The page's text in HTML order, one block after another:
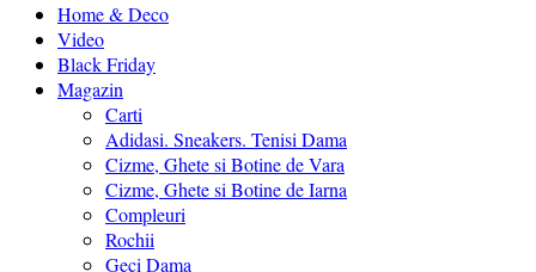
Home & Deco
Video
Black Friday
Magazin
Carti
Adidasi. Sneakers. Tenisi Dama
Cizme, Ghete si Botine de Vara
Cizme, Ghete si Botine de Iarna
Compleuri
Rochii
Geci Dama